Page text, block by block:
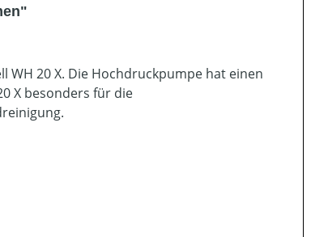
20 X. Die Hochdruckpumpe hat einen
X besonders für die